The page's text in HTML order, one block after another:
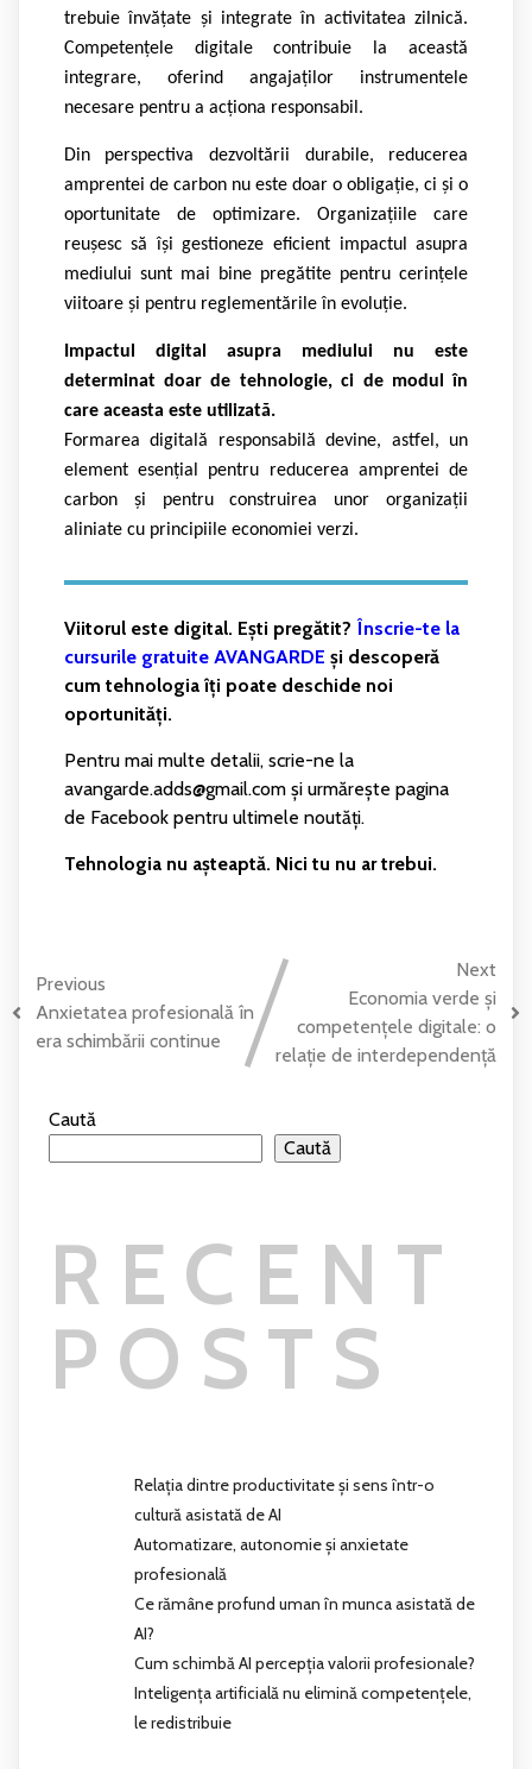
trebuie învățate și integrate în activitatea zilnică.
Competențele digitale contribuie la această
integrare, oferind angajaților instrumentele
necesare pentru a acționa responsabil.
Din perspectiva dezvoltării durabile, reducerea
amprentei de carbon nu este doar o obligație, ci și o
oportunitate de optimizare. Organizațiile care
reușesc să își gestioneze eficient impactul asupra
mediului sunt mai bine pregătite pentru cerințele
viitoare și pentru reglementările în evoluție.
Impactul digital asupra mediului nu este
determinat doar de tehnologie, ci de modul în
care aceasta este utilizată.
Formarea digitală responsabilă devine, astfel, un
element esențial pentru reducerea amprentei de
carbon și pentru construirea unor organizații
aliniate cu principiile economiei verzi.
Viitorul este digital. Ești pregătit? Înscrie-te la
cursurile gratuite AVANGARDE și descoperă
cum tehnologia îți poate deschide noi
oportunități.
Pentru mai multe detalii, scrie-ne la
avangarde.adds@gmail.com și urmărește pagina
de Facebook pentru ultimele noutăți.
Tehnologia nu așteaptă. Nici tu nu ar trebui.
Previous
Anxietatea profesională în
era schimbării continue
Next
Economia verde și
competențele digitale: o
relație de interdependență
Caută
Caută
RECENT
POSTS
Relația dintre productivitate și sens într-o
cultură asistată de AI
Automatizare, autonomie și anxietate
profesională
Ce rămâne profund uman în munca asistată de
AI?
Cum schimbă AI percepția valorii profesionale?
Inteligența artificială nu elimină competențele,
le redistribuie